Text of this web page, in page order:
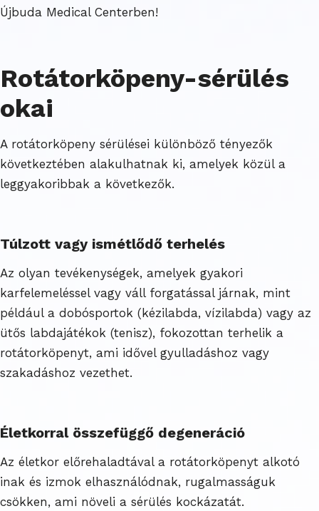
Újbuda Medical Centerben!
Rotátorköpeny-sérülés
okai
A rotátorköpeny sérülései különböző tényezők
következtében alakulhatnak ki, amelyek közül a
leggyakoribbak a következők.
Túlzott vagy ismétlődő terhelés
Az olyan tevékenységek, amelyek gyakori
karfelemeléssel vagy váll forgatással járnak, mint
például a dobósportok (kézilabda, vízilabda) vagy az
ütős labdajátékok (tenisz), fokozottan terhelik a
rotátorköpenyt, ami idővel gyulladáshoz vagy
szakadáshoz vezethet.
Életkorral összefüggő degeneráció
Az életkor előrehaladtával a rotátorköpenyt alkotó
inak és izmok elhasználódnak, rugalmasságuk
csökken, ami növeli a sérülés kockázatát.